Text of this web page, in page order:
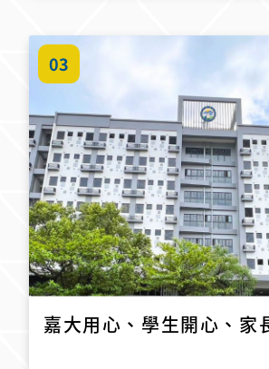
03
嘉大用心、學生開心、家